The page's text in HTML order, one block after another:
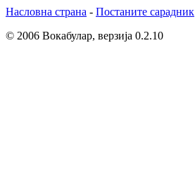
Насловна страна - Постаните сарадник
© 2006 Вокабулар, верзија 0.2.10